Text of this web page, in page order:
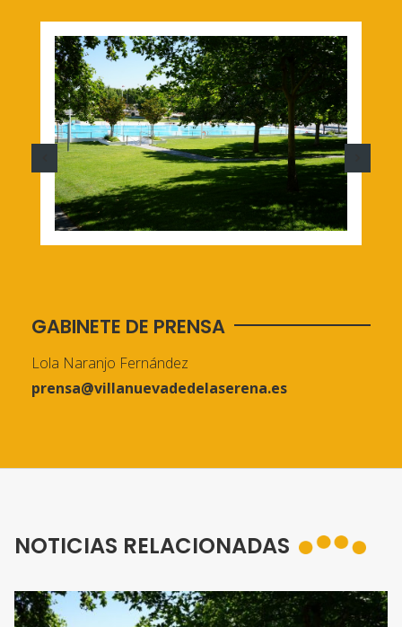
GABINETE DE PRENSA
Lola Naranjo Fernández
prensa@villanuevadedelaserena.es
NOTICIAS RELACIONADAS